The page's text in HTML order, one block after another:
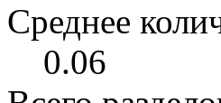
Среднее
0.06